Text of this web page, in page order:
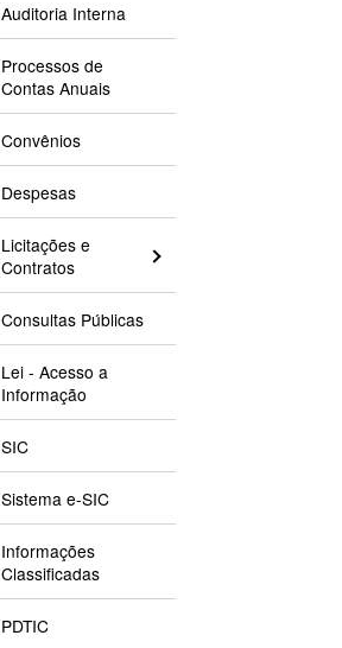
Auditoria Interna
Processos de
Contas Anuais
Convênios
Despesas
Licitações e
Contratos
Consultas Públicas
Lei - Acesso a
Informação
SIC
Sistema e-SIC
Informações
Classificadas
PDTIC